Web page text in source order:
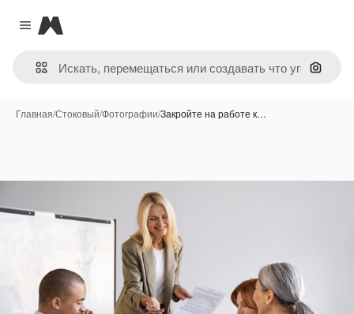
Close menu
Magnific
Поиск
Главная/Стоковый/Фотографии/Закройте на работе к…